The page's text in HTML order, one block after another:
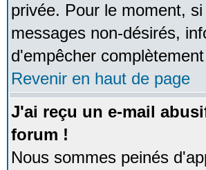
privée. Pour le moment,
messages non-désirés,
d'empêcher
Revenir en haut de page
J'ai reçu un e-mail
forum !
Nous sommes peinés